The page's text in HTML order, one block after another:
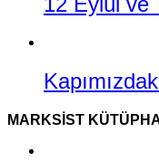
MARKSIST